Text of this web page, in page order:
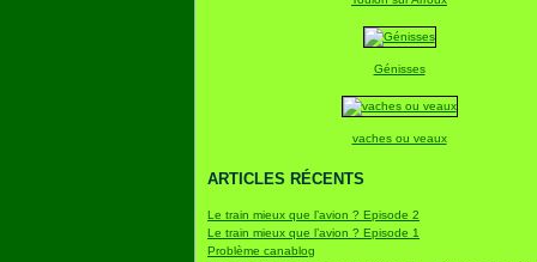
Génisses
vaches ou veaux
ARTICLES RÉCENTS
Le train mieux que l’avion ? Episode 2
Le train mieux que l’avion ? Episode 1
Problème canablog